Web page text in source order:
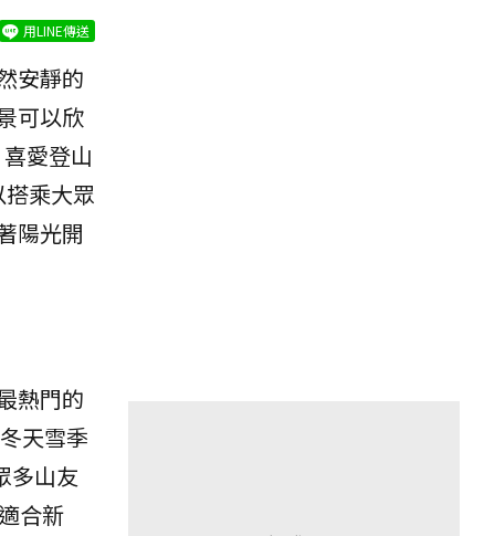
用LINE傳送
安靜的
可以欣
愛登山
乘大眾
陽光開
熱門的
天雪季
多山友
合新